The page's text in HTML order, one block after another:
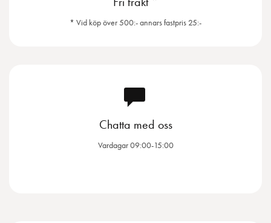
* Vid köp över 500:- annars fastpris 25:-
Chatta med oss
Vardagar 09:00-15:00